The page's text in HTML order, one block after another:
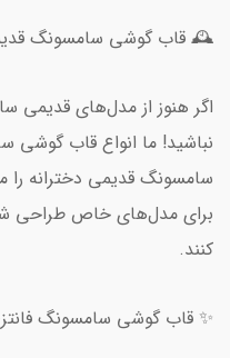
🕰️ قاب گوشی سامسونگ
اگر هنوز از مدل‌های قدیمی
نباشید! ما انواع قاب
سامسونگ قدیمی دخترانه را
برای مدل‌های خاص طراحی
کنند.
✨ قاب گوشی سامسونگ